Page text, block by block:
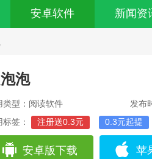
安卓软件 新闻资
泡
类型：阅读软件
发布
标签：
注册送0.3元 0.3元起提
安卓版下载 苹